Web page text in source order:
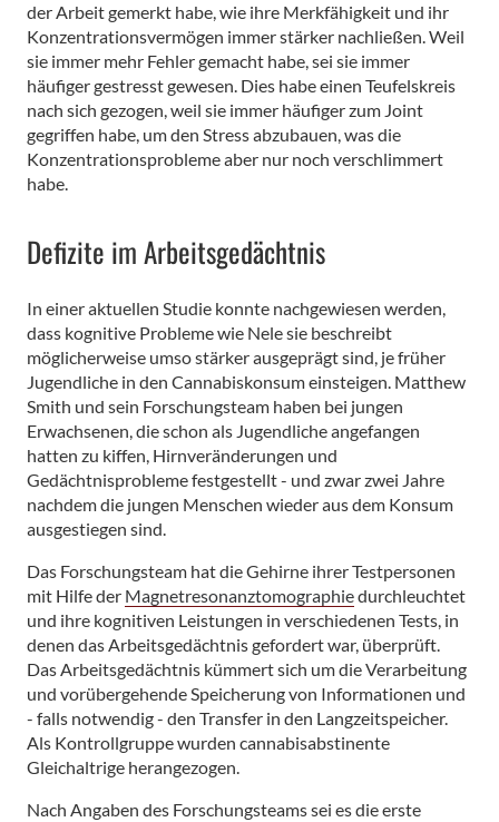
der Arbeit gemerkt habe, wie ihre Merkfähigkeit und ihr
Konzentrationsvermögen immer stärker nachließen. Weil
sie immer mehr Fehler gemacht habe, sei sie immer
häufiger gestresst gewesen. Dies habe einen Teufelskreis
nach sich gezogen, weil sie immer häufiger zum Joint
gegriffen habe, um den Stress abzubauen, was die
Konzentrationsprobleme aber nur noch verschlimmert
habe.
Defizite im Arbeitsgedächtnis
In einer aktuellen Studie konnte nachgewiesen werden,
dass kognitive Probleme wie Nele sie beschreibt
möglicherweise umso stärker ausgeprägt sind, je früher
Jugendliche in den Cannabiskonsum einsteigen. Matthew
Smith und sein Forschungsteam haben bei jungen
Erwachsenen, die schon als Jugendliche angefangen
hatten zu kiffen, Hirnveränderungen und
Gedächtnisprobleme festgestellt - und zwar zwei Jahre
nachdem die jungen Menschen wieder aus dem Konsum
ausgestiegen sind.
Das Forschungsteam hat die Gehirne ihrer Testpersonen
mit Hilfe der Magnetresonanztomographiedurchleuchtet
und ihre kognitiven Leistungen in verschiedenen Tests, in
denen das Arbeitsgedächtnis gefordert war, überprüft.
Das Arbeitsgedächtnis kümmert sich um die Verarbeitung
und vorübergehende Speicherung von Informationen und
- falls notwendig - den Transfer in den Langzeitspeicher.
Als Kontrollgruppe wurden cannabisabstinente
Gleichaltrige herangezogen.
Nach Angaben des Forschungsteams sei es die erste